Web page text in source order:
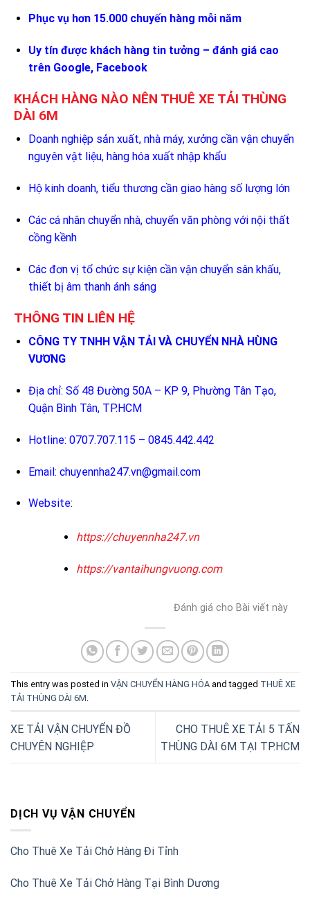
DỊCH VỤ VẬN CHUYỂN
Cho Thuê Xe Tải Chở Hàng Đi Tỉnh
Cho Thuê Xe Tải Chở Hàng Tại Bình Dương
Phục vụ hơn 15.000 chuyến hàng mỗi năm
Uy tín được khách hàng tin tưởng – đánh giá cao
trên Google, Facebook
KHÁCH HÀNG NÀO NÊN THUÊ XE TẢI THÙNG
DÀI 6M
Doanh nghiệp sản xuất, nhà máy, xưởng cần vận chuyển
nguyên vật liệu, hàng hóa xuất nhập khẩu
Hộ kinh doanh, tiểu thương cần giao hàng số lượng lớn
Các cá nhân chuyển nhà, chuyển văn phòng với nội thất
cồng kềnh
Các đơn vị tổ chức sự kiện cần vận chuyển sân khấu,
thiết bị âm thanh ánh sáng
THÔNG TIN LIÊN HỆ
CÔNG TY TNHH VẬN TẢI VÀ CHUYỂN NHÀ HÙNG
VƯƠNG
Địa chỉ: Số 48 Đường 50A – KP 9, Phường Tân Tạo,
Quận Bình Tân, TP.HCM
Hotline: 0707.707.115 – 0845.442.442
Email: chuyennha247.vn@gmail.com
Website:
https://chuyennha247.vn
https://vantaihungvuong.com
Đánh giá cho Bài viết này
This entry was posted in VẬN CHUYỂN HÀNG HÓA and tagged THUÊ XE
TẢI THÙNG DÀI 6M
XE TẢI VẬN CHUYỂN ĐỒ
CHUYÊN NGHIỆP
CHO THUÊ XE TẢI 5 TẤN
THÙNG DÀI 6M TẠI TP.HCM